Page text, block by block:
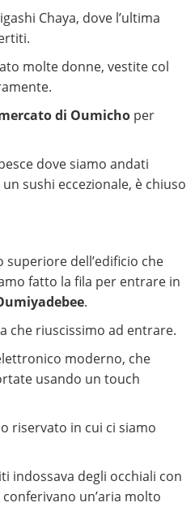
Chaya, dove l’ultima
molte donne, vestite col
di Oumicho per
dove siamo andati
sushi eccezionale, è chiuso
dell’edificio che
fatto la fila per entrare in
.
che riuscissimo ad entrare.
moderno, che
usando un touch
riservato in cui ci siamo
indossava degli occhiali con
un’aria molto